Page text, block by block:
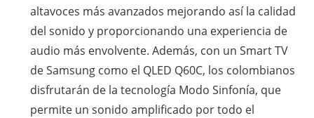
altavoces más avanzados mejorando así la calidad
del sonido y proporcionando una experiencia de
audio más envolvente. Además, con un Smart TV
de Samsung como el QLED Q60C, los colombianos
disfrutarán de la tecnología Modo Sinfonía, que
permite un sonido amplificado por todo el